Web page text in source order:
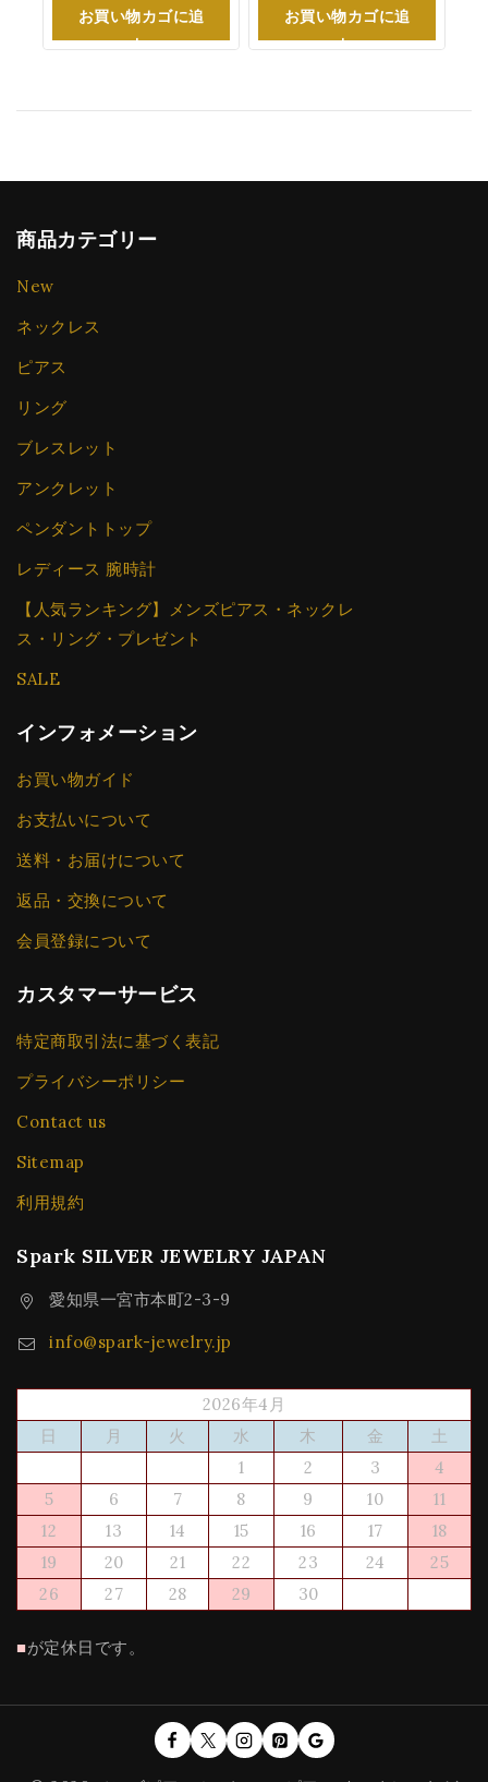
ズ NC622814R
お買い物カゴに追
加
ル 誕生日 プレゼント
N610616C
お買い物カゴに追
加
商品カテゴリー
New
ネックレス
ピアス
リング
ブレスレット
アンクレット
ペンダントトップ
レディース 腕時計
【人気ランキング】メンズピアス・ネックレ
ス・リング・プレゼント
SALE
インフォメーション
お買い物ガイド
お支払いについて
送料・お届けについて
返品・交換について
会員登録について
カスタマーサービス
特定商取引法に基づく表記
プライバシーポリシー
Contact us
Sitemap
利用規約
Spark SILVER JEWELRY JAPAN
愛知県一宮市本町2-3-9
info@spark-jewelry.jp
2026年4月
日
月 火 水 木 金
土
1
2 3
4
5
6 7 8 9 10
11
12
13 14 15 16 17
18
19
20 21 22 23 24
25
26
27 28 29 30
■が定休日です。